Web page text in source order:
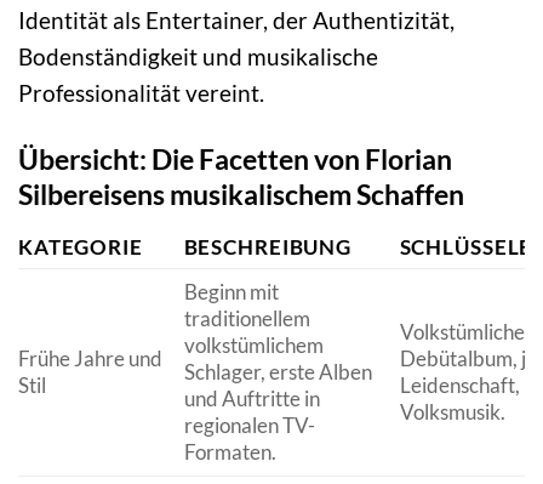
Identität als Entertainer, der Authentizität,
Bodenständigkeit und musikalische
Professionalität vereint.
Übersicht: Die Facetten von Florian
Silbereisens musikalischem Schaffen
KATEGORIE BESCHREIBUNG
Frühe Jahre und
Stil
Beginn mit
traditionellem
volkstümlichem
Schlager, erste Alben
und Auftritte in
regionalen TV-
Formaten.
Volkstümlicher
Debütalbum,
Leidenschaft,
Volksmusik.